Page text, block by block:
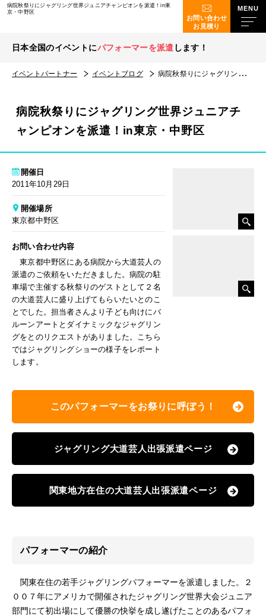
病院秋祭りにジャグリング世界ジュニアチャンピオンを派遣！in東
京・中野区
お問い合わせ
お見積り
日本全国のイベントにパフォーマーを派遣 します！
イベントパートナー イベントブログ 病院秋祭りにジャグリング世界ジュニアチャンピオンを派遣！in東京・中野区
病院秋祭りにジャグリング世界ジュニアチ
ャンピオンを派遣！in東京・中野区
開催日
2011年10月29日
開催場所
東京都中野区
お問い合わせ内容
東京都中野区にある病院から大道芸人の
派遣のご依頼をいただきました。病院の駐
車場で主催する秋祭りのゲストとして２名
の大道芸人に盛り上げてもらいたいとのこ
とでした。担当者さんより子ども向けにバ
ルーンアートとダイナミックなジャグリン
グをとのリクエストがありました。こちら
ではジャグリングショーの様子をレポート
します。
このパフォーマーをお祭りに呼ぼう！
ジャグリング大道芸人出張派遣ページ
関東地方在住の大道芸人出張派遣ページ
パフォーマーの紹介
関東在住の若手ジャグリングパフォーマーを派遣しました。２
００７年にアメリカで開催されたジャグリング世界大会ジュニア
部門にて初出場にして優勝の快挙を成し遂げたことのあるパフォ